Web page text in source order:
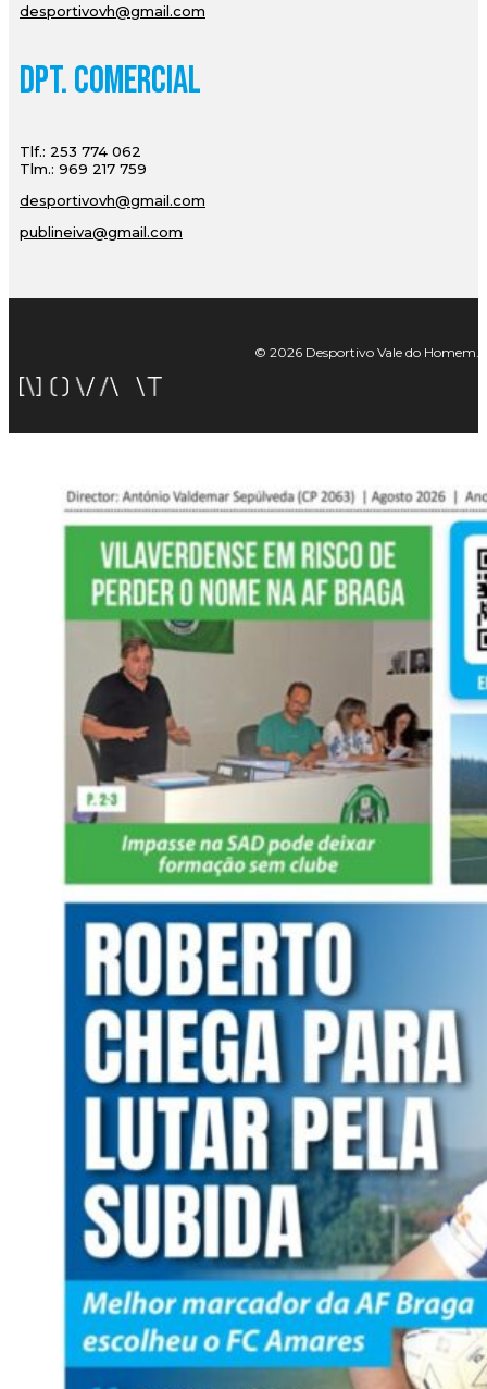
desportivovh@gmail.com
Dpt. Comercial
Tlf.: 253 774 062
Tlm.: 969 217 759
desportivovh@gmail.com
publineiva@gmail.com
© 2026 Desportivo Vale do Homem.